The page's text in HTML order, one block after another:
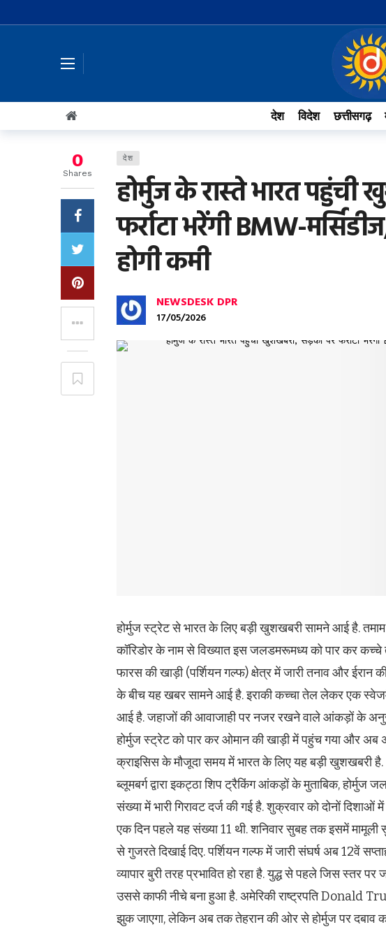
देश विदेश छत्तीसगढ़
देश
होर्मुज के रास्‍ते भारत
फर्राटा भरेंगी BMW-
होगी कमी
NEWSDESK DPR
17/05/2026
0
Shares
होर्मुज स्‍ट्रेट से भारत के लिए बड़ी खुशखबरी सामने आई है.
कॉरिडोर के नाम से विख्‍यात इस जलडमरूमध्‍य को पार कर
फारस की खाड़ी (पर्शियन गल्फ) क्षेत्र में जारी तनाव और
के बीच यह खबर सामने आई है. इराकी कच्चा तेल लेकर एक
आई है. जहाजों की आवाजाही पर नजर रखने वाले आंकड़ों के
होर्मुज स्‍ट्रेट को पार कर ओमान की खाड़ी में पहुंच गया और अब
क्राइसिस के मौजूदा समय में भारत के लिए यह बड़ी खुशखबरी है.
ब्लूमबर्ग द्वारा इकट्ठा शिप ट्रैकिंग आंकड़ों के मुताबिक,
संख्या में भारी गिरावट दर्ज की गई है. शुक्रवार को दोनों
एक दिन पहले यह संख्या 11 थी. शनिवार सुबह तक इसमें
से गुजरते दिखाई दिए. पर्शियन गल्फ में जारी संघर्ष अब 12वें
व्यापार बुरी तरह प्रभावित हो रहा है. युद्ध से पहले जिस स्तर पर
उससे काफी नीचे बना हुआ है. अमेरिकी राष्ट्रपति Donald
झुक जाएगा, लेकिन अब तक तेहरान की ओर से होर्मुज पर दबाव